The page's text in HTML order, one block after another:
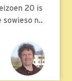
20 is
sowieso n..